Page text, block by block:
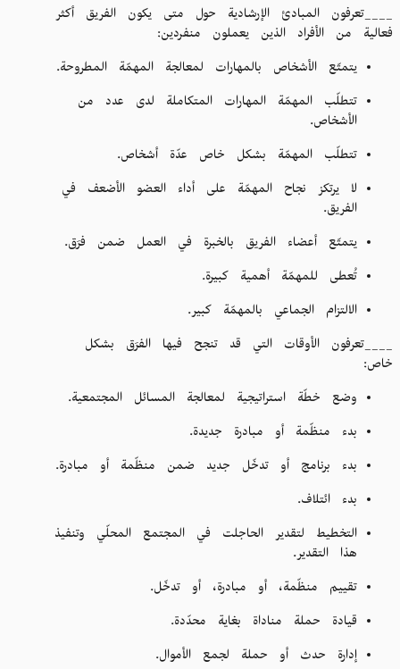
____تعرفون المبادئ الإرشادية حول متى يكون الفريق أكثر
فعالية من الأفراد الذين يعملون منفردين:
يتمتّع الأشخاص بالمهارات لمعالجة المهمّة المطروحة.
تتطلّب المهمّة المهارات المتكاملة لدى عدد من
الأشخاص.
تتطلّب المهمّة بشكل خاص عدّة أشخاص.
لا يرتكز نجاح المهمّة على أداء العضو الأضعف في
الفريق.
يتمتّع أعضاء الفريق بالخبرة في العمل ضمن فرَق.
تُعطى للمهمّة أهمية كبيرة.
الالتزام الجماعي بالمهمّة كبير.
____تعرفون الأوقات التي قد تنجح فيها الفرَق بشكل
خاص:
وضع خطّة استراتيجية لمعالجة المسائل المجتمعية.
بدء منظّمة أو مبادرة جديدة.
بدء برنامج أو تدخّل جديد ضمن منظّمة أو مبادرة.
بدء ائتلاف.
التخطيط لتقدير الحاجلت في المجتمع المحلّي وتنفيذ
هذا التقدير.
تقييم منظّمة، أو مبادرة، أو تدخّل.
قيادة حملة مناداة بغاية محدّدة.
إدارة حدث أو حملة لجمع الأموال.